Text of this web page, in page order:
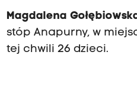
Magdalena
stóp Anapurny, w
tej chwili 26 dzieci.